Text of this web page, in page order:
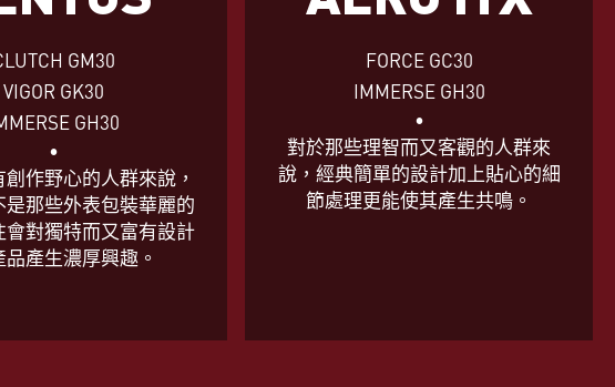
GM30
VIGOR GK30
GH30
•
作野心的人群來說，
是那些外表包裝華麗的
會對獨特而又富有設計
品產生濃厚興趣。
FORCE GC30
IMMERSE GH30
•
對於那些理智而又客觀的人群來
說，經典簡單的設計加上貼心的細
節處理更能使其產生共鳴。